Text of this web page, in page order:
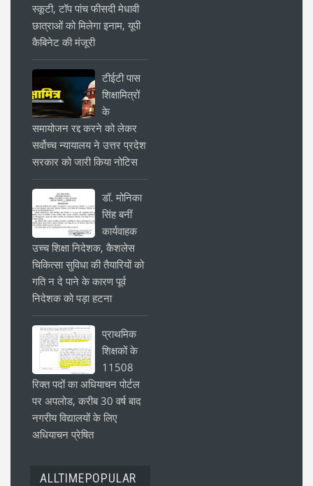
स्कूटी, टॉप पांच फीसदी मेधावी
छात्राओं को मिलेगा इनाम, यूपी
कैबिनेट की मंजूरी
टीईटी पास
शिक्षामित्रों
के
समायोजन रद्द करने को लेकर
सर्वोच्च न्यायालय ने उत्तर प्रदेश
सरकार को जारी किया नोटिस
डॉ. मोनिका
सिंह बनीं
कार्यवाहक
उच्च शिक्षा निदेशक, कैशलेस
चिकित्सा सुविधा की तैयारियों को
गति न दे पाने के कारण पूर्व
निदेशक को पड़ा हटना
प्राथमिक
शिक्षकों के
11508
रिक्त पदों का अधियाचन पोर्टल
पर अपलोड, करीब 30 वर्ष बाद
नगरीय विद्यालयों के लिए
अधियाचन प्रेषित
ALLTIMEPOPULAR